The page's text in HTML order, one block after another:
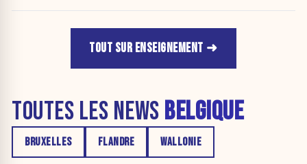
TOUT SUR ENSEIGNEMENT
TOUTES LES NEWS BELGIQUE
BRUXELLES FLANDRE WALLONIE